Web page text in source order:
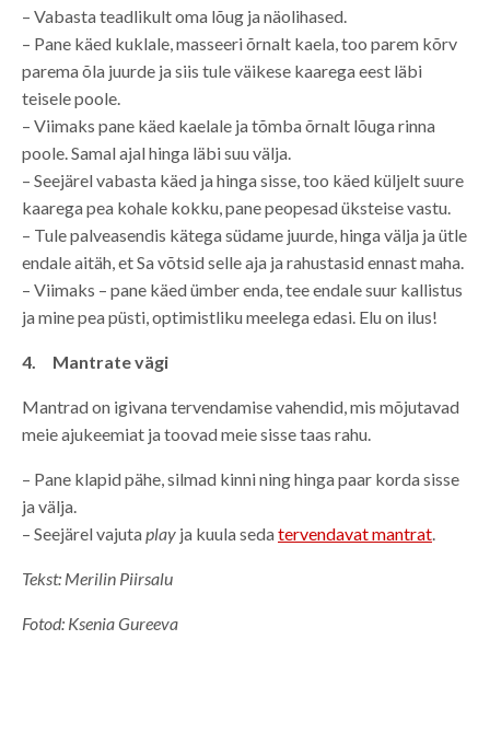
– Vabasta teadlikult oma lõug ja näolihased.
– Pane käed kuklale, masseeri õrnalt kaela, too parem kõrv
parema õla juurde ja siis tule väikese kaarega eest läbi
teisele poole.
– Viimaks pane käed kaelale ja tõmba õrnalt lõuga rinna
poole. Samal ajal hinga läbi suu välja.
– Seejärel vabasta käed ja hinga sisse, too käed küljelt suure
kaarega pea kohale kokku, pane peopesad üksteise vastu.
– Tule palveasendis kätega südame juurde, hinga välja ja ütle
endale aitäh, et Sa võtsid selle aja ja rahustasid ennast maha.
– Viimaks – pane käed ümber enda, tee endale suur kallistus
ja mine pea püsti, optimistliku meelega edasi. Elu on ilus!
4. Mantrate vägi
Mantrad on igivana tervendamise vahendid, mis mõjutavad
meie ajukeemiat ja toovad meie sisse taas rahu.
– Pane klapid pähe, silmad kinni ning hinga paar korda sisse
ja välja.
– Seejärel vajutaplay ja kuula sedatervendavat mantrat.
Tekst: Merilin Piirsalu
Fotod: Ksenia Gureeva